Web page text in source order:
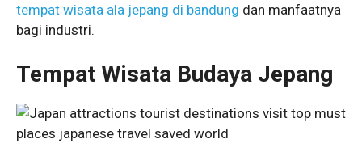
tempat wisata ala jepang di bandung dan manfaatnya
bagi industri.
Tempat Wisata Budaya Jepang